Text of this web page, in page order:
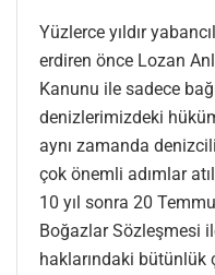
Yüzlerce yıldır
erdiren önce Lozan
Kanunu ile sadece
denizlerimizdeki
aynı zamanda
çok önemli adımlar
10 yıl sonra 20
Boğazlar Sözleşmesi
haklarındaki bütünlük